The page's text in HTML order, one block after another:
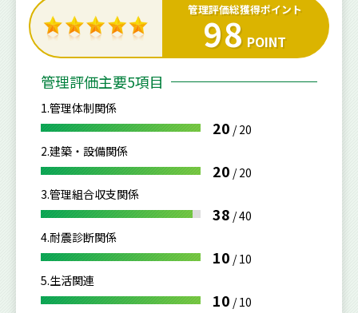
管理評価総獲得ポイント
98 POINT
管理評価主要5項目
1.管理体制関係
20 /20
2.建築・設備関係
20 /20
3.管理組合収支関係
38 /40
4.耐震診断関係
10 /10
5.生活関連
10 /10